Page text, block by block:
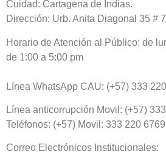
Cuidad: Cartagena de Indias.
Dirección: Urb. Anita Diagonal 35 #
Horario de Atención al Público: de
de 1:00 a 5:00 pm
Línea WhatsApp CAU: (+57) 333
Línea anticorrupción Movil: (+57)
Teléfonos: (+57) Movil: 333 220 6769
Correo Electrónicos Institucionales: